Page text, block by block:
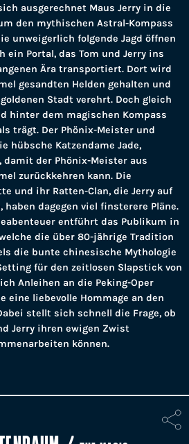
ausgerechnet Maus Jerry in die
den mythischen Astral-Kompass
unweigerlich folgende Jagd öffnen
ein Portal, das Tom und Jerry ins
Ära transportiert. Dort wird
gesandten Helden gehalten und
Stadt verehrt. Doch gleich
hinter dem magischen Kompass
trägt. Der Phönix-Meister und
hübsche Katzendame Jade,
damit der Phönix-Meister aus
zurückkehren kann. Die
und ihr Ratten-Clan, die Jerry auf
haben dagegen viel finsterere Pläne.
entführt das Publikum in
die über 80-jährige Tradition
die bunte chinesische Mythologie
für den zeitlosen Slapstick von
Anleihen an die Peking-Oper
eine liebevolle Hommage an den
stellt sich schnell die Frage, ob
Jerry ihren ewigen Zwist
können.